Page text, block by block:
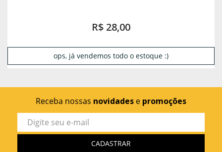
R$ 28,00
ops, já vendemos todo o estoque :)
Receba nossas novidades e promoções